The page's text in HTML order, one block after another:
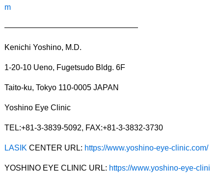
m
—————————————————
Kenichi Yoshino, M.D.
1-20-10 Ueno, Fugetsudo Bldg. 6F
Taito-ku, Tokyo 110-0005 JAPAN
Yoshino Eye Clinic
TEL:+81-3-3839-5092, FAX:+81-3-3832-3730
LASIK CENTER URL: https://www.yoshino-eye-clinic.com/
YOSHINO EYE CLINIC URL: https://www.yoshino-eye-clini